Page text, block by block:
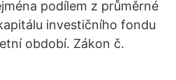
podílem z průměrné
investičního fondu
období. Zákon č.